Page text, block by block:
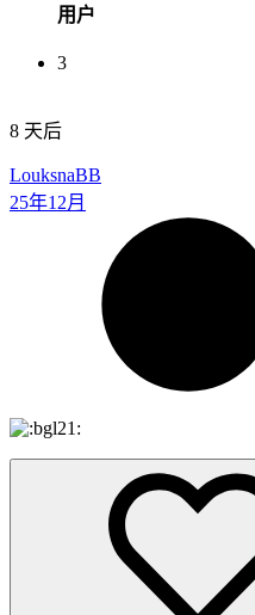
用户
3
8 天后
LouksnaBB
25年12月